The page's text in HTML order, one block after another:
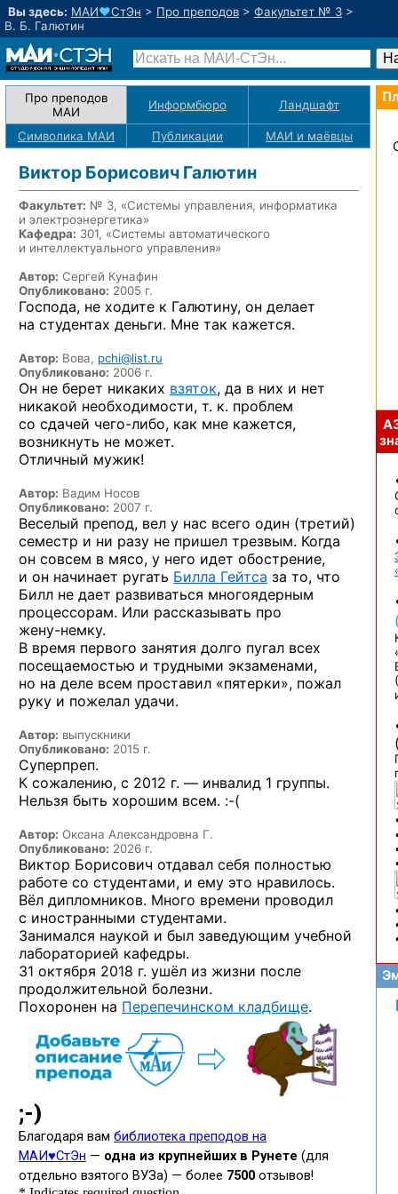
Вы здесь: МАИ♥СтЭн > Про преподов > Факультет № 3 >
В. Б. Галютин
Про преподов
МАИ
Информбюро Ландшафт
Символика МАИ Публикации МАИ и маёвцы
Виктор Борисович Галютин
Факультет: № 3, «Системы управления, информатика
и электроэнергетика»
Кафедра: 301, «Системы автоматического
и интеллектуального управления»
Автор: Сергей Кунафин
Опубликовано: 2005 г.
Господа, не ходите к Галютину, он делает
на студентах деньги. Мне так кажется.
Автор: Вова, pchi@list.ru
Опубликовано: 2006 г.
Он не берет никаких взяток, да в них и нет
никакой необходимости, т. к. проблем
со сдачей чего-либо, как мне кажется,
возникнуть не может.
Отличный мужик!
Автор: Вадим Носов
Опубликовано: 2007 г.
Веселый препод, вел у нас всего один (третий)
семестр и ни разу не пришел трезвым. Когда
он совсем в мясо, у него идет обострение,
и он начинает ругать Билла Гейтса за то, что
Билл не дает развиваться многоядерным
процессорам. Или рассказывать про
жену-немку.
В время первого занятия долго пугал всех
посещаемостью и трудными экзаменами,
но на деле всем проставил «пятерки», пожал
руку и пожелал удачи.
Автор: выпускники
Опубликовано: 2015 г.
Суперпреп.
К сожалению, с 2012 г. — инвалид 1 группы.
Нельзя быть хорошим всем. :-(
Автор: Оксана Александровна Г.
Опубликовано: 2026 г.
Виктор Борисович отдавал себя полностью
работе со студентами, и ему это нравилось.
Вёл дипломников. Много времени проводил
с иностранными студентами.
Занимался наукой и был заведующим учебной
лабораторией кафедры.
31 октября 2018 г. ушёл из жизни после
продолжительной болезни.
Похоронен на Перепечинском кладбище.
(